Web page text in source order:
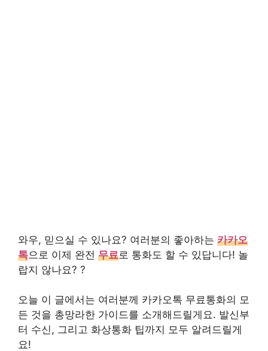
와우, 믿으실 수 있나요? 여러분의 좋아하는 카카오
톡으로 이제 완전 무료로 통화도 할 수 있답니다! 놀
랍지 않나요? ?
오늘 이 글에서는 여러분께 카카오톡 무료통화의 모
든 것을 총망라한 가이드를 소개해드릴게요. 발신부
터 수신, 그리고 화상통화 팁까지 모두 알려드릴게
요!